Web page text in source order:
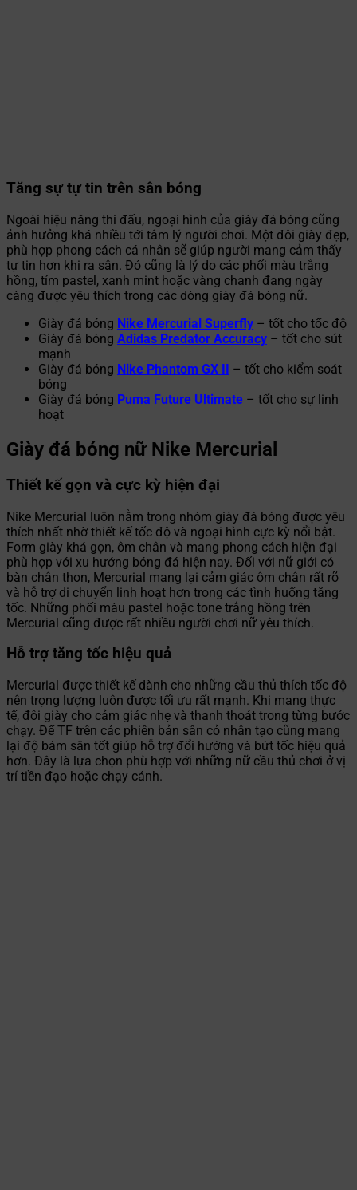
Tăng sự tự tin trên sân bóng
Ngoài hiệu năng thi đấu, ngoại hình của giày đá bóng cũng
ảnh hưởng khá nhiều tới tâm lý người chơi. Một đôi giày đẹp,
phù hợp phong cách cá nhân sẽ giúp người mang cảm thấy
tự tin hơn khi ra sân. Đó cũng là lý do các phối màu trắng
hồng, tím pastel, xanh mint hoặc vàng chanh đang ngày
càng được yêu thích trong các dòng giày đá bóng nữ.
Giày đá bóng Nike Mercurial Superfly – tốt cho tốc độ
Giày đá bóng Adidas Predator Accuracy – tốt cho sút
mạnh
Giày đá bóng Nike Phantom GX II – tốt cho kiểm soát
bóng
Giày đá bóng Puma Future Ultimate – tốt cho sự linh
hoạt
Giày đá bóng nữ Nike Mercurial
Thiết kế gọn và cực kỳ hiện đại
Nike Mercurial luôn nằm trong nhóm giày đá bóng được yêu
thích nhất nhờ thiết kế tốc độ và ngoại hình cực kỳ nổi bật.
Form giày khá gọn, ôm chân và mang phong cách hiện đại
phù hợp với xu hướng bóng đá hiện nay. Đối với nữ giới có
bàn chân thon, Mercurial mang lại cảm giác ôm chân rất rõ
và hỗ trợ di chuyển linh hoạt hơn trong các tình huống tăng
tốc. Những phối màu pastel hoặc tone trắng hồng trên
Mercurial cũng được rất nhiều người chơi nữ yêu thích.
Hỗ trợ tăng tốc hiệu quả
Mercurial được thiết kế dành cho những cầu thủ thích tốc độ
nên trọng lượng luôn được tối ưu rất mạnh. Khi mang thực
tế, đôi giày cho cảm giác nhẹ và thanh thoát trong từng bước
chạy. Đế TF trên các phiên bản sân cỏ nhân tạo cũng mang
lại độ bám sân tốt giúp hỗ trợ đổi hướng và bứt tốc hiệu quả
hơn. Đây là lựa chọn phù hợp với những nữ cầu thủ chơi ở vị
trí tiền đạo hoặc chạy cánh.